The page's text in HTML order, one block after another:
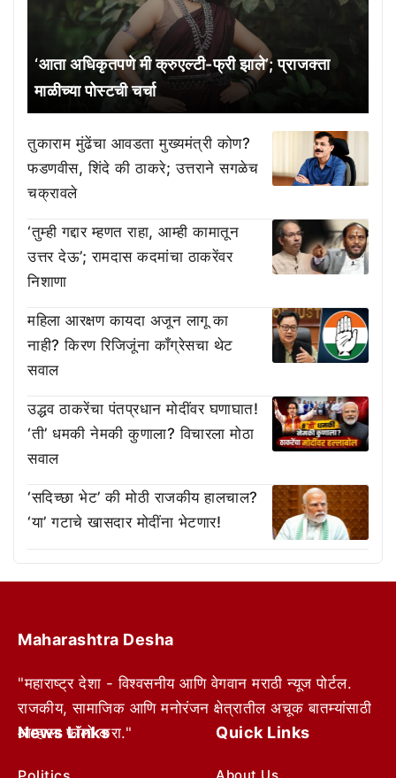
‘आता अधिकृतपणे मी क्रुएल्टी-फ्री झाले’; प्राजक्ता
माळीच्या पोस्टची चर्चा
तुकाराम मुंढेंचा आवडता मुख्यमंत्री कोण?
फडणवीस, शिंदे की ठाकरे; उत्तराने सगळेच
चक्रावले
‘तुम्ही गद्दार म्हणत राहा, आम्ही कामातून
उत्तर देऊ’; रामदास कदमांचा ठाकरेंवर
निशाणा
महिला आरक्षण कायदा अजून लागू का
नाही? किरण रिजिजूंना काँग्रेसचा थेट
सवाल
उद्धव ठाकरेंचा पंतप्रधान मोदींवर घणाघात!
‘ती’ धमकी नेमकी कुणाला? विचारला मोठा
सवाल
‘सदिच्छा भेट’ की मोठी राजकीय हालचाल?
‘या’ गटाचे खासदार मोदींना भेटणार!
Maharashtra Desha
"महाराष्ट्र देशा - विश्वसनीय आणि वेगवान मराठी न्यूज पोर्टल.
राजकीय, सामाजिक आणि मनोरंजन क्षेत्रातील अचूक बातम्यांसाठी
आम्हाला फॉलो करा."
News Links Quick Links